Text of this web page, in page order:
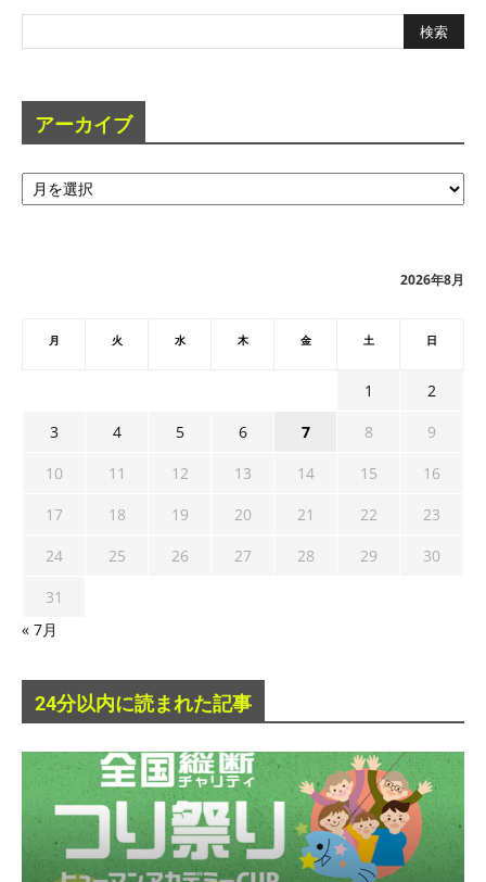
アーカイブ
ア
ー
2026年8月
月 火 水 木 金 土 日
1
2
3
4 5 6 7 8
9
10
11 12 13 14 15
16
17
18 19 20 21 22
23
24
25 26 27 28 29
30
31
« 7月
24分以内に読まれた記事